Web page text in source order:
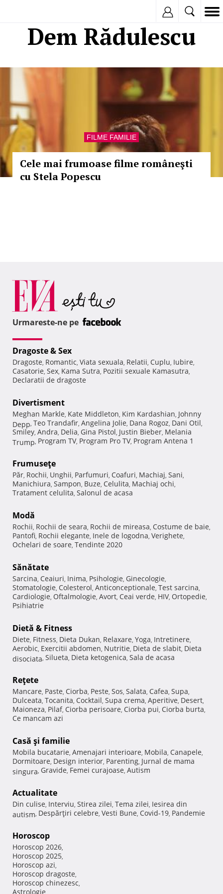
Dem Rădulescu
FILME FAMILIE
Cele mai frumoase filme româneşti
cu Stela Popescu
Urmareste-ne pe
Dragoste & Sex
Dragoste, Romantic, Viata sexuala, Relatii, Cuplu, Iubire,
Casatorie, Sex, Kama Sutra, Pozitii sexuale Kamasutra,
Declaratii de dragoste
Divertisment
Meghan Markle, Kate Middleton, Kim Kardashian, Johnny
Depp, Teo Trandafir, Angelina Jolie, Dana Rogoz, Dani Otil,
Smiley, Andra, Delia, Gina Pistol, Justin Bieber, Melania
Trump, Program TV, Program Pro TV, Program Antena 1
Frumuseţe
Păr, Rochii, Unghii, Parfumuri, Coafuri, Machiaj, Sani,
Manichiura, Sampon, Buze, Celulita, Machiaj ochi,
Tratament celulita, Salonul de acasa
Modă
Rochii, Rochii de seara, Rochii de mireasa, Costume de baie,
Pantofi, Rochii elegante, Inele de logodna, Verighete,
Ochelari de soare, Tendinte 2020
Sănătate
Sarcina, Ceaiuri, Inima, Psihologie, Ginecologie,
Stomatologie, Colesterol, Anticonceptionale, Test sarcina,
Cardiologie, Oftalmologie, Avort, Ceai verde, HIV, Ortopedie,
Psihiatrie
Dietă & Fitness
Diete, Fitness, Dieta Dukan, Relaxare, Yoga, Intretinere,
Aerobic, Exercitii abdomen, Nutritie, Dieta de slabit, Dieta
disociata, Silueta, Dieta ketogenica, Sala de acasa
Reţete
Mancare, Paste, Ciorba, Peste, Sos, Salata, Cafea, Supa,
Dulceata, Tocanita, Cocktail, Supa crema, Aperitive, Desert,
Maioneza, Pilaf, Ciorba perisoare, Ciorba pui, Ciorba burta,
Ce mancam azi
Casă şi familie
Mobila bucatarie, Amenajari interioare, Mobila, Canapele,
Dormitoare, Design interior, Parenting, Jurnal de mama
singura, Gravide, Femei curajoase, Autism
Actualitate
Din culise, Interviu, Stirea zilei, Tema zilei, Iesirea din
autism, Despărţiri celebre, Vesti Bune, Covid-19, Pandemie
Horoscop
Horoscop 2026,
Horoscop 2025,
Horoscop azi,
Horoscop dragoste,
Horoscop chinezesc,
Astrologie